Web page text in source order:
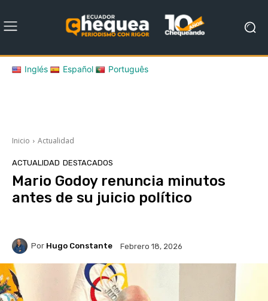
Inglés Español Português
Inicio Actualidad
ACTUALIDAD DESTACADOS
Mario Godoy renuncia minutos
antes de su juicio político
Por Hugo Constante Febrero 18, 2026